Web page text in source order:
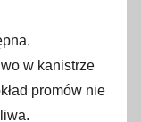
w kanistrze
promów nie